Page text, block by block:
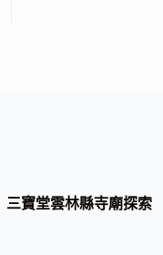
三寶堂雲林縣寺廟探索